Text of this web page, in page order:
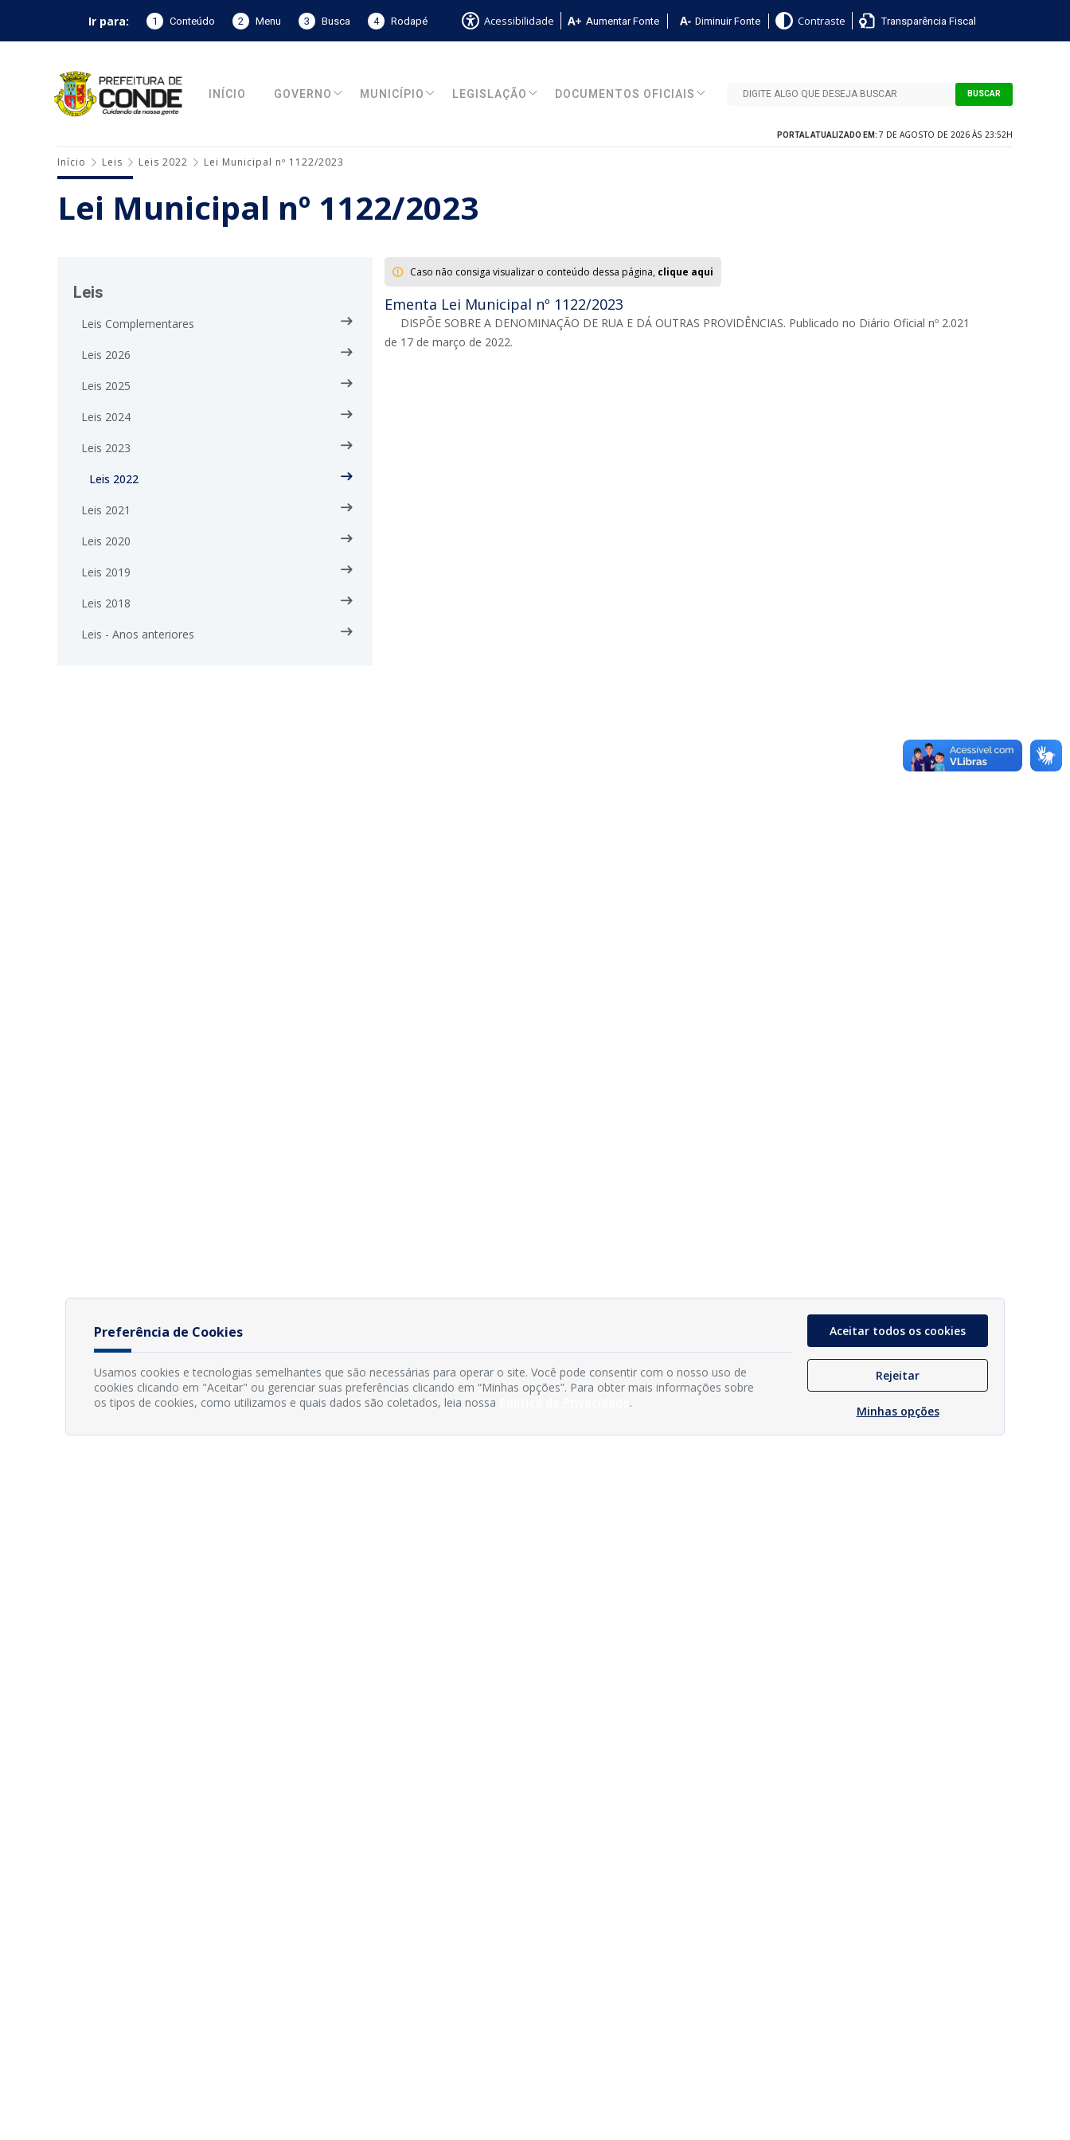
Ir para: 1 Conteúdo 2 Menu 3 Busca 4 Rodapé Acessibilidade Aumentar Fonte Diminuir Fonte Contraste Transparência Fiscal
INÍCIO GOVERNO MUNICÍPIO LEGISLAÇÃO DOCUMENTOS OFICIAIS BUSCAR
PORTAL ATUALIZADO EM: 7 DE AGOSTO DE 2026 ÀS 23:52H
Início Leis Leis 2022 Lei Municipal nº 1122/2023
Lei Municipal nº 1122/2023
Leis
Leis Complementares
Leis 2026
Leis 2025
Leis 2024
Leis 2023
Leis 2022
Leis 2021
Leis 2020
Leis 2019
Leis 2018
Leis - Anos anteriores
Caso não consiga visualizar o conteúdo dessa página, clique aqui
Ementa Lei Municipal nº 1122/2023
DISPÕE SOBRE A DENOMINAÇÃO DE RUA E DÁ OUTRAS PROVIDÊNCIAS. Publicado no Diário Oficial nº 2.021
de 17 de março de 2022.
Preferência de Cookies
Usamos cookies e tecnologias semelhantes que são necessárias para operar o site. Você pode consentir com o nosso uso de
cookies clicando em "Aceitar" ou gerenciar suas preferências clicando em “Minhas opções”. Para obter mais informações sobre
os tipos de cookies, como utilizamos e quais dados são coletados, leia nossa
.
Aceitar todos os cookies
Rejeitar
Minhas opções